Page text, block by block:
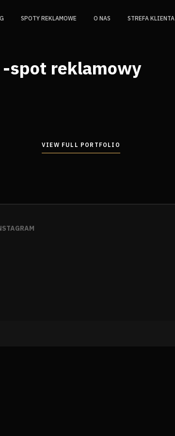
SPOTY REKLAMOWE O NAS STREFA KLIENTA
-spot reklamowy
VIEW FULL PORTFOLIO
VIEW FULL PORTFOLIO